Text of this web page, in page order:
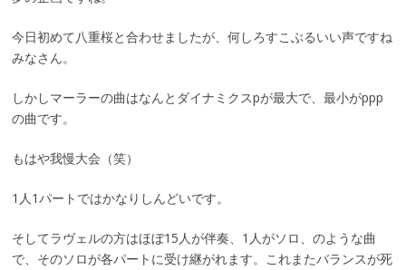
今日初めて八重桜と合わせましたが、何しろすこぶるいい声ですね
みなさん。
しかしマーラーの曲はなんとダイナミクスpが最大で、最小がppp
の曲です。
もはや我慢大会（笑）
1人1パートではかなりしんどいです。
そしてラヴェルの方はほぼ15人が伴奏、1人がソロ、のような曲
で、そのソロが各パートに受け継がれます。これまたバランスが死